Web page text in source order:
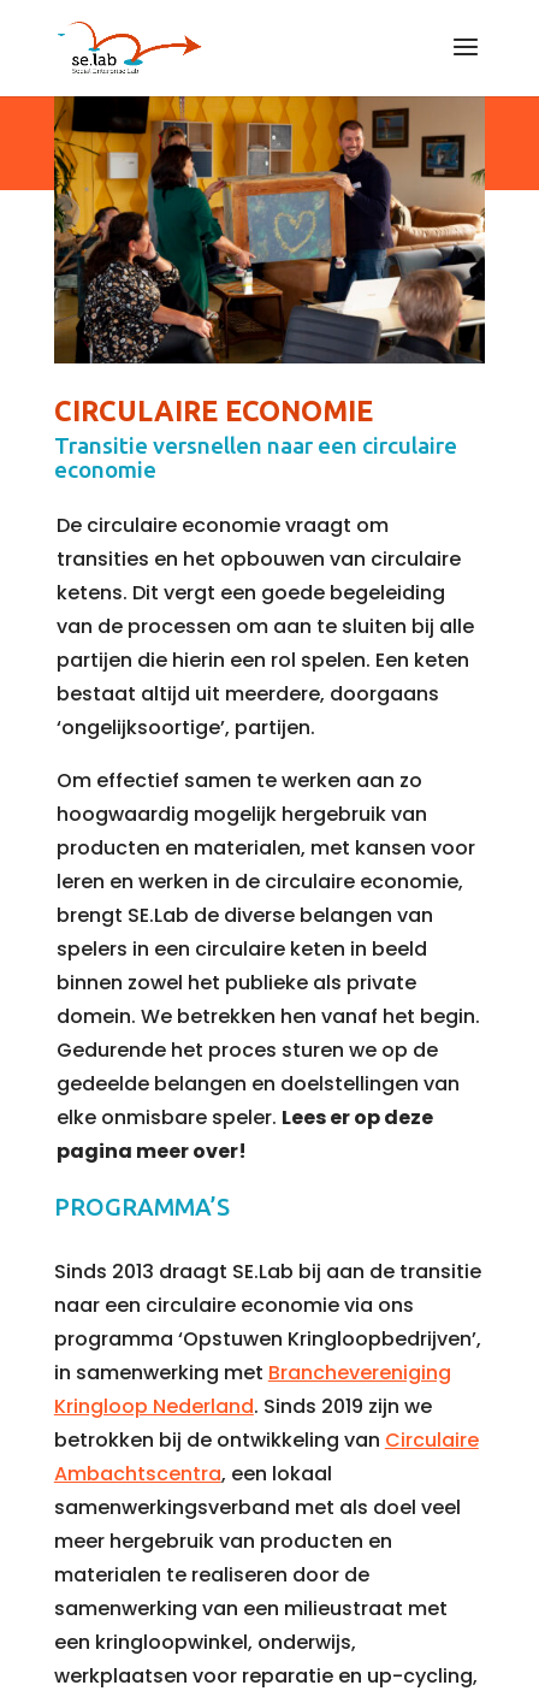
CIRCULAIRE ECONOMIE
Transitie versnellen naar een circulaire
economie
De circulaire economie vraagt om
transities en het opbouwen van circulaire
ketens. Dit vergt een goede begeleiding
van de processen om aan te sluiten bij alle
partijen die hierin een rol spelen. Een keten
bestaat altijd uit meerdere, doorgaans
‘ongelijksoortige’, partijen.
Om effectief samen te werken aan zo
hoogwaardig mogelijk hergebruik van
producten en materialen, met kansen voor
leren en werken in de circulaire economie,
brengt SE.Lab de diverse belangen van
spelers in een circulaire keten in beeld
binnen zowel het publieke als private
domein. We betrekken hen vanaf het begin.
Gedurende het proces sturen we op de
gedeelde belangen en doelstellingen van
elke onmisbare speler. Lees er op deze
pagina meer over!
PROGRAMMA’S
Sinds 2013 draagt SE.Lab bij aan de transitie
naar een circulaire economie via ons
programma ‘Opstuwen Kringloopbedrijven’,
in samenwerking met Branchevereniging
Kringloop Nederland. Sinds 2019 zijn we
betrokken bij de ontwikkeling van Circulaire
Ambachtscentra, een lokaal
samenwerkingsverband met als doel veel
meer hergebruik van producten en
materialen te realiseren door de
samenwerking van een milieustraat met
een kringloopwinkel, onderwijs,
werkplaatsen voor reparatie en up-cycling,